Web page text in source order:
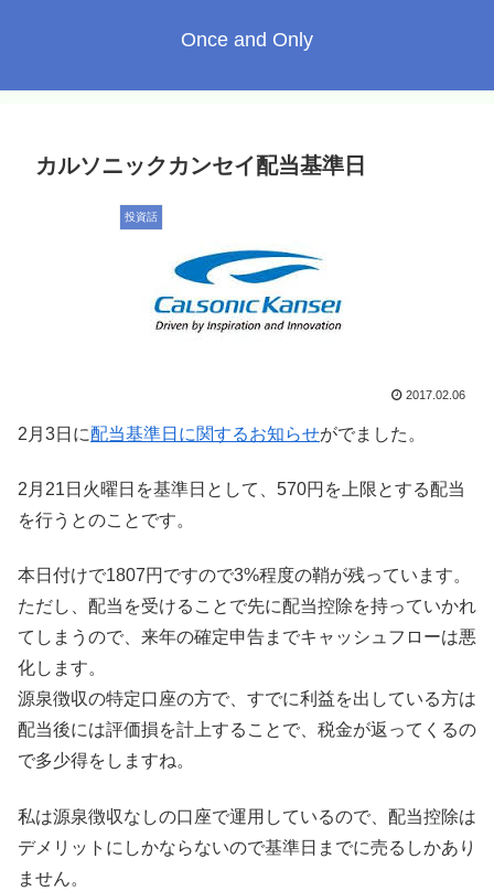
Once and Only
カルソニックカンセイ配当基準日
投資話
2017.02.06
2月3日に配当基準日に関するお知らせがでました。
2月21日火曜日を基準日として、570円を上限とする配当
を行うとのことです。
本日付けで1807円ですので3%程度の鞘が残っています。
ただし、配当を受けることで先に配当控除を持っていかれ
てしまうので、来年の確定申告までキャッシュフローは悪
化します。
源泉徴収の特定口座の方で、すでに利益を出している方は
配当後には評価損を計上することで、税金が返ってくるの
で多少得をしますね。
私は源泉徴収なしの口座で運用しているので、配当控除は
デメリットにしかならないので基準日までに売るしかあり
ません。